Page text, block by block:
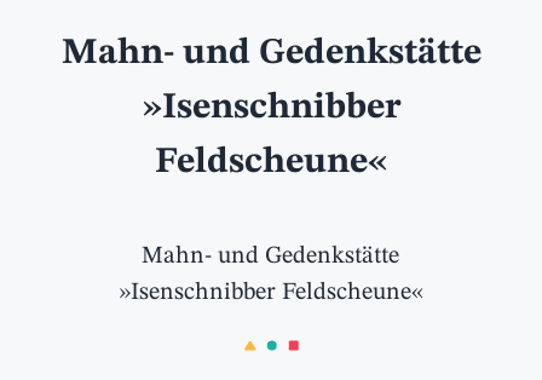
Mahn- und Gedenkstätte
»Isenschnibber
Feldscheune«
Mahn- und Gedenkstätte
»Isenschnibber Feldscheune«